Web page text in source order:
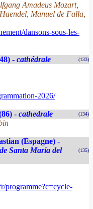
Amadeus Mozart,
Manuel de Falla,
dansons-sous-les-
- cathédrale (133)
2026/
- cathedrale (134)
(Espagne) -
Santa María del
(135)
programme?c=cycle-